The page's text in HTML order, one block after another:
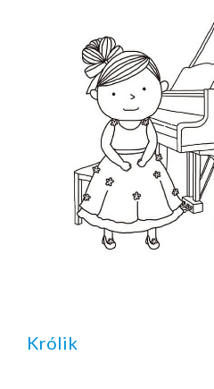
Królik